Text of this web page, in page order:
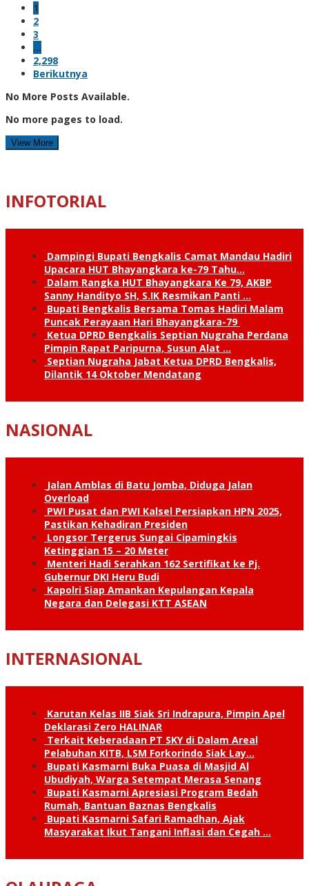
1
2
3
…
2,298
Berikutnya
No More Posts Available.
No more pages to load.
View More
INFOTORIAL
Dampingi Bupati Bengkalis Camat Mandau Hadiri
Upacara HUT Bhayangkara ke-79 Tahu…
Dalam Rangka HUT Bhayangkara Ke 79, AKBP
Sanny Handityo SH, S.IK Resmikan Panti …
Bupati Bengkalis Bersama Tomas Hadiri Malam
Puncak Perayaan Hari Bhayangkara-79
Ketua DPRD Bengkalis Septian Nugraha Perdana
Pimpin Rapat Paripurna, Susun Alat …
Septian Nugraha Jabat Ketua DPRD Bengkalis,
Dilantik 14 Oktober Mendatang
NASIONAL
Jalan Amblas di Batu Jomba, Diduga Jalan
Overload
PWI Pusat dan PWI Kalsel Persiapkan HPN 2025,
Pastikan Kehadiran Presiden
Longsor Tergerus Sungai Cipamingkis
Ketinggian 15 – 20 Meter
Menteri Hadi Serahkan 162 Sertifikat ke Pj.
Gubernur DKI Heru Budi
Kapolri Siap Amankan Kepulangan Kepala
Negara dan Delegasi KTT ASEAN
INTERNASIONAL
Karutan Kelas IIB Siak Sri Indrapura, Pimpin Apel
Deklarasi Zero HALINAR
Terkait Keberadaan PT SKY di Dalam Areal
Pelabuhan KITB, LSM Forkorindo Siak Lay…
Bupati Kasmarni Buka Puasa di Masjid Al
Ubudiyah, Warga Setempat Merasa Senang
Bupati Kasmarni Apresiasi Program Bedah
Rumah, Bantuan Baznas Bengkalis
Bupati Kasmarni Safari Ramadhan, Ajak
Masyarakat Ikut Tangani Inflasi dan Cegah …